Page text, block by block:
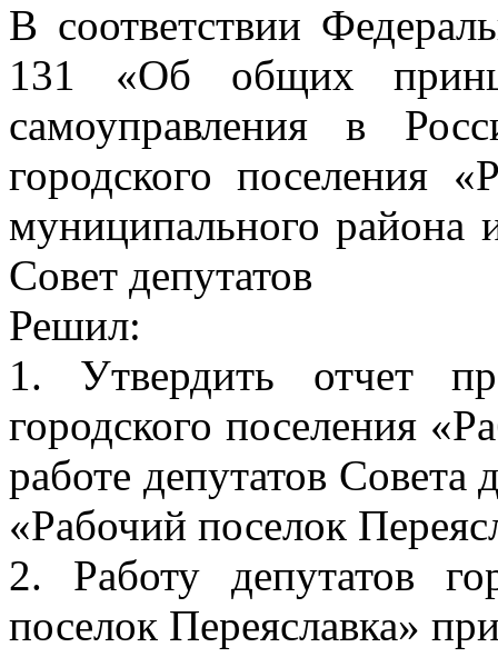
В соответствии
131 «Об общих
самоуправления в
городского поселения
муниципального района
Совет депутатов
Решил:
1. Утвердить отчет
городского поселения
работе депутатов Совета
«Рабочий поселок
2. Работу депутатов
поселок Переяславка»